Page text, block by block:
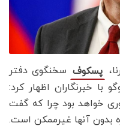
پسکوف سخنگوی دفتر
خبرنگاران اظهار کرد:
خواهد بود چرا که گفت
بدون آنها غیرممکن است.